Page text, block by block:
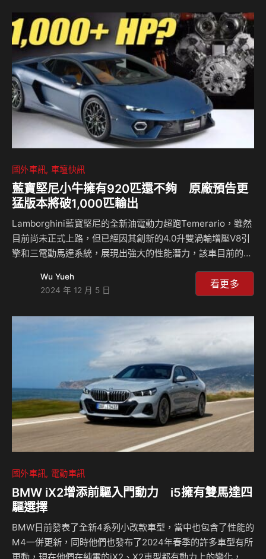
語彙，原廠描述這款車是一個「精實、肌肉感十足的有機車身
且專為空氣力學設計」，其方正的車身設計與雪鐵龍C3和C3
Aircross的風格相似，但透過一些細節處理來提升其空氣力學
表現…
國外車訊 車壇快訊
藍寶堅尼小牛擁有920匹還不夠 原廠預告更
猛版本將破1,000匹輸出
Lamborghini藍寶堅尼的全新油電動力超跑Temerario，雖然
目前尚未正式上路，但已經因其創新的4.0升雙渦輪增壓V8引
擎和三電動馬達系統，展現出強大的性能潛力，該車目前的最
Mohr表示，這僅是這套動力系統的起點而已，未來更強大的
版本有望突破1,000匹馬力。 目前，全新小牛Temerario配備
Huracan所搭載的5.2升自然進氣V10引擎，其最高640匹馬力
有著顯著的提升，Mohr提到，現有的引擎設計理論上可以提
高至每公升排氣量擁有220匹馬力，這意味著僅靠…
Wu Yueh
2024 年 12 月 5 日
看更多
國外車訊 電動車訊
BMW iX2增添前驅入門動力 i5擁有雙馬達四
驅選擇
BMW日前發表了全新4系列小改款車型，當中也包含了性能的
M4一併更新，同時他們也發布了2024年春季的許多車型有所
更動，現在他們在純電的iX2、X2車型都有動力上的變化，